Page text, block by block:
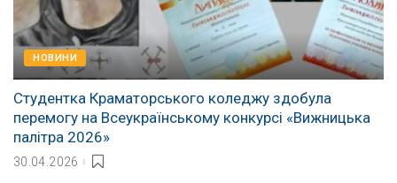
НОВИНИ
Студентка Краматорського коледжу здобула
перемогу на Всеукраїнському конкурсі «Вижницька
палітра 2026»
30.04.2026